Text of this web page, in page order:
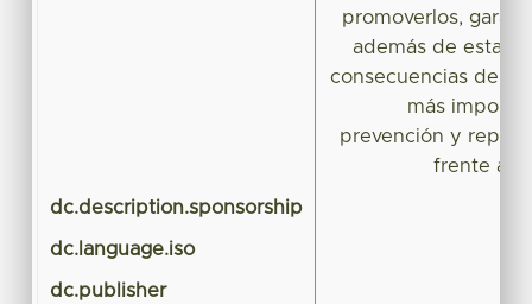
promoverlos,
además de
consecuencias de
más
prevención y
frente a
dc.description.sponsorship
dc.language.iso
dc.publisher